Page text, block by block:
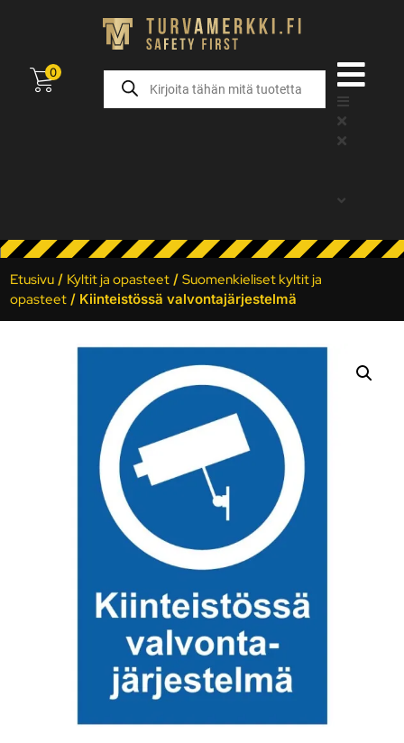
0
Etusivu / Kyltit ja opasteet /Suomenkieliset kyltit ja
opasteet / Kiinteistössä valvontajärjestelmä